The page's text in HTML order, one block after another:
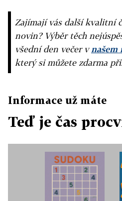
Zajímají vás další kvalitní
novin? Výběr těch
všední den večer vnašem
který si můžete zdarma
Informace už máte
Teď je čas